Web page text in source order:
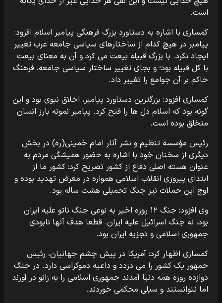
است.
کمساری با اشاره به دستاورد بزرگ فرهنگی پیامبر اسلام افزود:
پیامبر در هیچ کدام از ساختارهای سیاسی جامعه عرب تغییر
ایجاد نکرد. با بزرگ قبیله بیعت می کرد و آن به معنای بیعت
با کل قبیله بود؛ و بجای تغییر ساختار سیاسی جامعه، فرهنگ
حاکم بر آن جوامع را تغییر داد.
کمساری افزود: بزرگترین دستاورد پیامبر، اخلاق نبوی بود و این
گونه بود که اسلام دل ها را فتح کرد. پیامبر نمونه بارز انسان
متخلق بوده است.
رئیس مؤسسه تنظیم و نشر آثار امام خمینی(ره) در بخش
دیگری از سخنان خود با اشاره به حضور همیشگی مردم به
عنوان هسته اصلی دفاع از کشور تصریح کرد: کشور ما از
ابتدای پیروزی انقلاب اسلامی همواره در معرض تهدید بوده و
اوج این حملات نیز جنگ تحمیلی هشت ساله بود.
وی افزود: جنگ ۱۲ روزه اخیر به نوعی جنگ ناتو علیه ایران
بود، نه جنگ اسرائیل علیه ایران. قطعا هدف آنها نابودی
جمهوری اسلامی و تجزیه ایران بود.
کمساری اظهار کرد: آمریکا در پیش چشم جهانیان، رئیس
جمهور یک کشور را می دزدد و داعیه دموکراسی دارد. در جنگ
دوازده روزه همه دنیا آمدند جمهوری اسلامی را به زانو در آورند
اما نتوانستند و سیلی محکمی خوردند.